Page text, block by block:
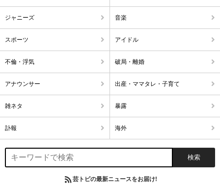
ジャニーズ 音楽
スポーツ アイドル
不倫・浮気 破局・離婚
アナウンサー 出産・ママタレ・子育て
雑ネタ 暴露
訃報 海外
芸トピの最新ニュースをお届け!